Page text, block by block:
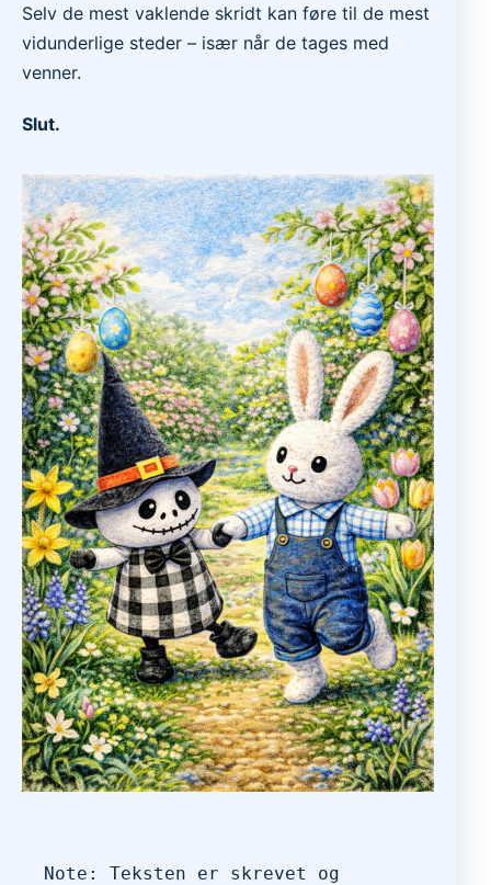
Selv de mest vaklende skridt kan føre til de mest
vidunderlige steder – især når de tages med
venner.
Slut.
Note: Teksten er skrevet og